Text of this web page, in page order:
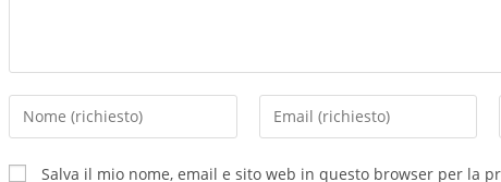
Salva il mio nome, email e sito web in questo browser per la